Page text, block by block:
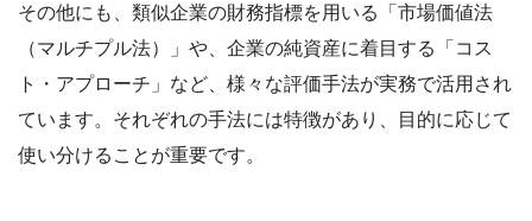
その他にも、類似企業の財務指標を用いる「市場価値法
（マルチプル法）」や、企業の純資産に着目する「コス
ト・アプローチ」など、様々な評価手法が実務で活用され
ています。それぞれの手法には特徴があり、目的に応じて
使い分けることが重要です。